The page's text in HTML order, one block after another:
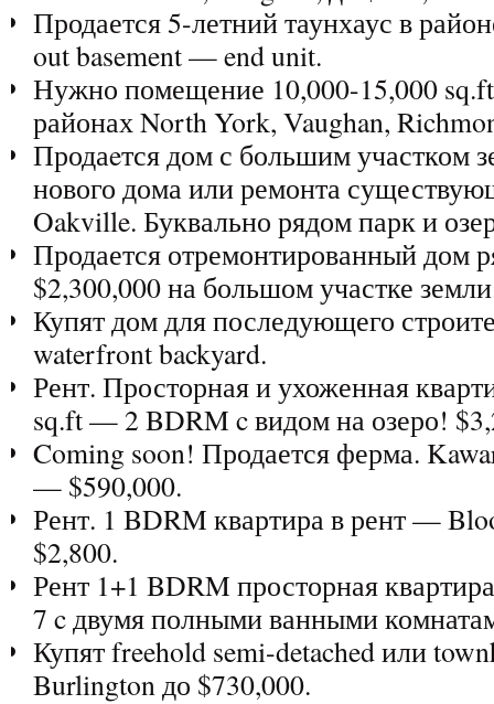
Продается 5-летний таунхаус в
out basement — end unit.
Нужно помещение 10,000-15,000 sq.ft
районах North York, Vaughan,
Продаeтся дом с большим участком
нового дома или ремонта
Oakville. Буквально рядом парк и
Продается отремонтированный дом
$2,300,000 на большом участке
Купят дом для последующего
waterfront backyard.
Рент. Просторная и ухоженная
sq.ft — 2 BDRM c видом на озеро!
Coming soon! Продается ферма.
— $590,000.
Рент. 1 BDRM квартира в рент —
$2,800.
Рент 1+1 BDRM просторная
7 c двумя полными ванными
Купят freehold semi-detached или
Burlington до $730,000.